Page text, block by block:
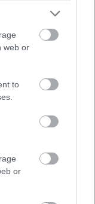
web or
to
or
tévét
reménykedik a
XP halála